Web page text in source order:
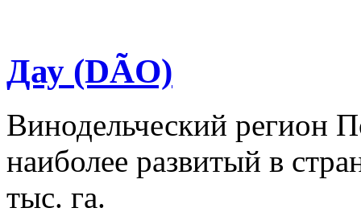
Дау (DÃO)
Винодельческий регион
наиболее развитый в
тыс. га.